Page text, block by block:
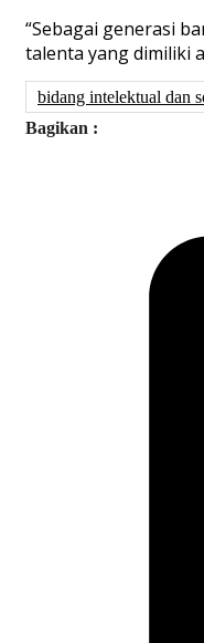
“Sebagai generasi
talenta yang dimiliki
bidang intelektual dan
Bagikan :